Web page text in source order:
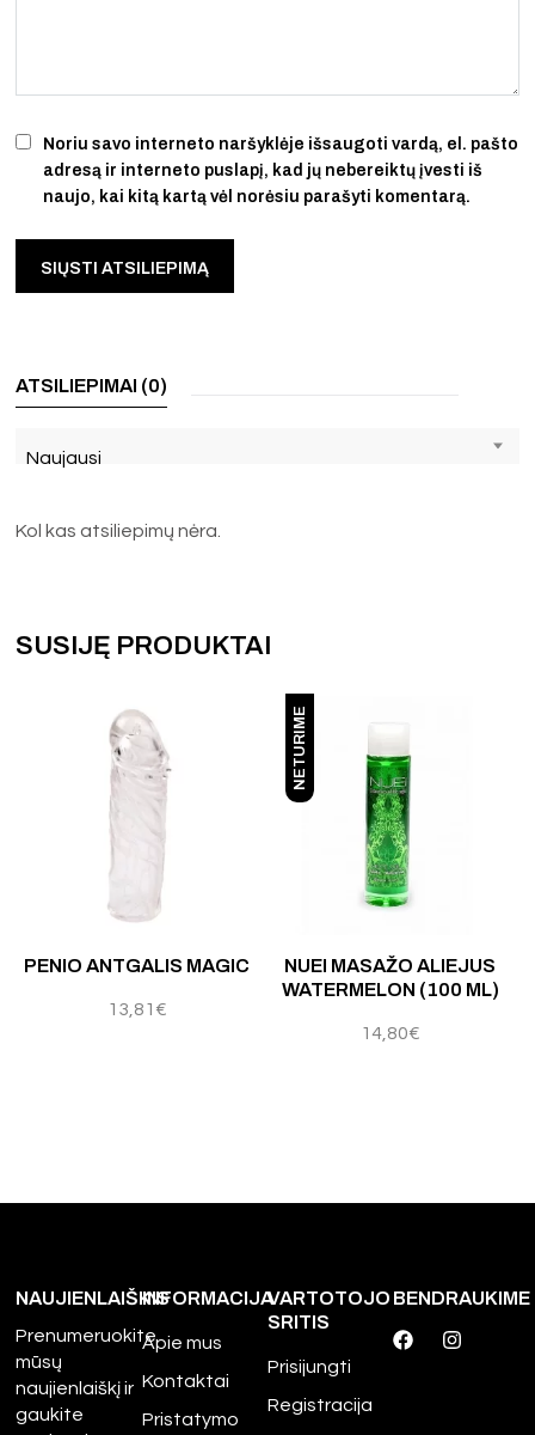
Noriu savo interneto naršyklėje išsaugoti vardą, el. pašto
adresą ir interneto puslapį, kad jų nebereiktų įvesti iš
naujo, kai kitą kartą vėl norėsiu parašyti komentarą.
ATSILIEPIMAI (0)
Naujausi
Kol kas atsiliepimų nėra.
SUSIJĘ PRODUKTAI
PENIO ANTGALIS MAGIC
13,81 €
NETURIME
NUEI MASAŽO ALIEJUS
WATERMELON (100 ML)
14,80€
NAUJIENLAIŠKIS
Prenumeruokite
mūsų
naujienlaiškį ir
gaukite
INFORMACIJA
Apie mus
Kontaktai
Pristatymo
VARTOTOJO
SRITIS
Prisijungti
Registracija
BENDRAUKIME